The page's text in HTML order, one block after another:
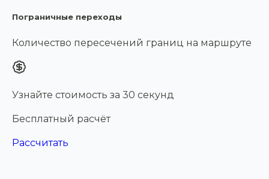
Пограничные переходы
Количество пересечений границ на маршруте
Узнайте стоимость за 30 секунд
Бесплатный расчёт
Рассчитать